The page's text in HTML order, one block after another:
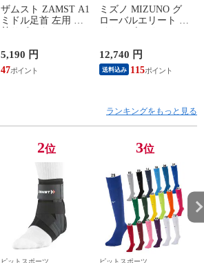
ザムスト ZAMST A1
ミドル足首 左用 足
首サポーター 13SS
5,190 円
47
ミズノ MIZUNO グ
ローバルエリート ラ
イトレボエリート2
白 シューズ 軽量
24SS (11GM241001)
12,740 円
送料込み 115
ランキングをもっと見る
2位
ピットスポーツ
3位
ピットスポーツ